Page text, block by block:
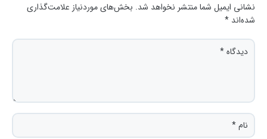
نشانی ایمیل شما منتشر نخواهد شد. بخش‌های موردنیاز علامت‌گذاری
شده‌اند *